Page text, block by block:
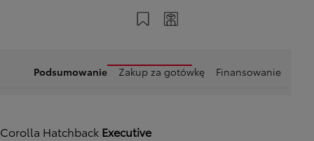
Zapisz na swoim koncie
Podsumowanie Zakup za gotówkę Finansowanie
Corolla Hatchback Executive